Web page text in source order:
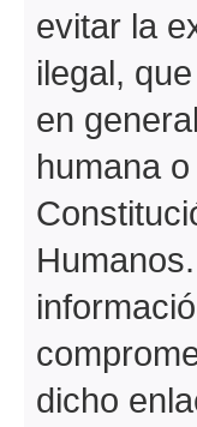
evitar la
ilegal,
en
humana
dicho